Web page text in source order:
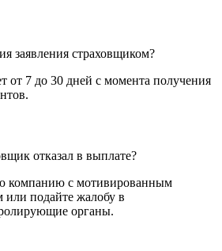
заявления страховщиком?
от 7 до 30 дней с момента получения
отказал в выплате?
компанию с мотивированным
подайте жалобу в
органы.